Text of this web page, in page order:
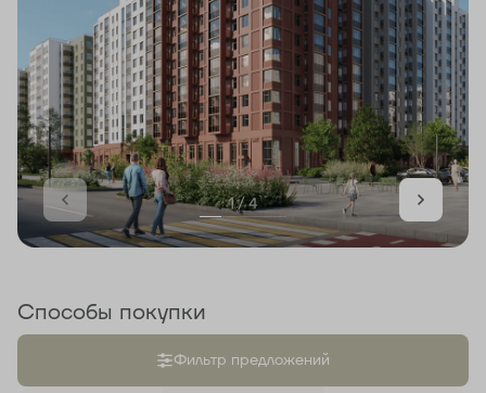
1 / 4
Способы покупки
Фильтр предложений